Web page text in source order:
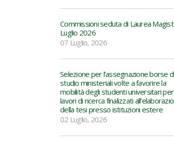
Commissioni seduta di Laurea
Luglio 2026
07 Luglio, 2026
Selezione per l’assegnazione borse di
studio ministeriali volte a favorire la
mobilità degli studenti universitari per
lavori di ricerca finalizzati
della tesi presso istituzioni estere
02 Luglio, 2026